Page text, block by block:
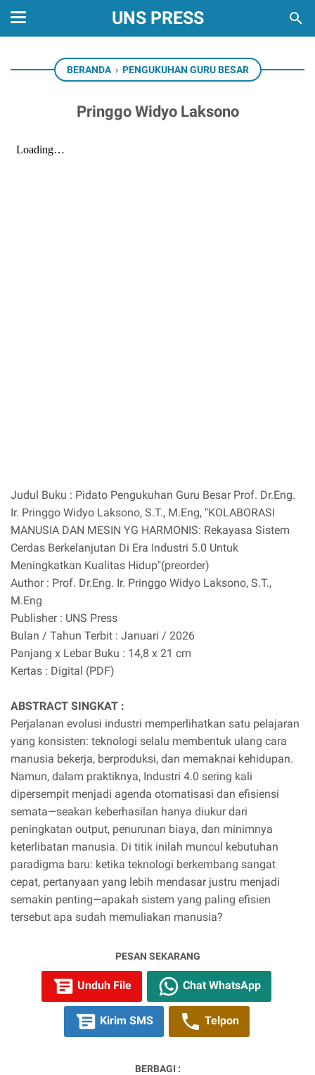
UNS PRESS
BERANDA › PENGUKUHAN GURU BESAR
Pringgo Widyo Laksono
Judul Buku : Pidato Pengukuhan Guru Besar Prof. Dr.Eng.
Ir. Pringgo Widyo Laksono, S.T., M.Eng, "KOLABORASI
MANUSIA DAN MESIN YG HARMONIS: Rekayasa Sistem
Cerdas Berkelanjutan Di Era Industri 5.0 Untuk
Meningkatkan Kualitas Hidup"(preorder)
Author : Prof. Dr.Eng. Ir. Pringgo Widyo Laksono, S.T.,
M.Eng
Publisher : UNS Press
Bulan / Tahun Terbit : Januari / 2026
Panjang x Lebar Buku : 14,8 x 21 cm
Kertas : Digital (PDF)
ABSTRACT SINGKAT :
Perjalanan evolusi industri memperlihatkan satu pelajaran
yang konsisten: teknologi selalu membentuk ulang cara
manusia bekerja, berproduksi, dan memaknai kehidupan.
Namun, dalam praktiknya, Industri 4.0 sering kali
dipersempit menjadi agenda otomatisasi dan efisiensi
semata—seakan keberhasilan hanya diukur dari
peningkatan output, penurunan biaya, dan minimnya
keterlibatan manusia. Di titik inilah muncul kebutuhan
paradigma baru: ketika teknologi berkembang sangat
cepat, pertanyaan yang lebih mendasar justru menjadi
semakin penting—apakah sistem yang paling efisien
tersebut apa sudah memuliakan manusia?
PESAN SEKARANG
Unduh File Chat WhatsApp
Kirim SMS Telpon
BERBAGI :